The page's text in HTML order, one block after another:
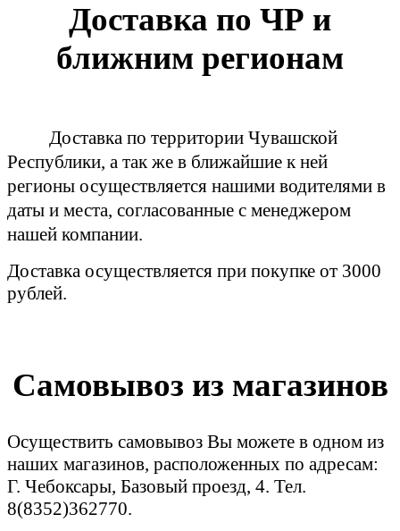
Доставка по ЧР и
ближним регионам
Доставка по территории Чувашской
Республики, а так же в ближайшие к ней
регионы осуществляется нашими водителями в
даты и места, согласованные с менеджером
нашей компании.
Доставка осуществляется при покупке от 3000
рублей.
Самовывоз из магазинов
Осуществить самовывоз Вы можете в одном из
наших магазинов, расположенных по адресам:
Г. Чебоксары, Базовый проезд, 4. Тел.
8(8352)362770.